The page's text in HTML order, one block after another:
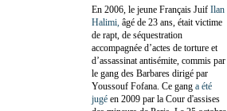
En 2006, le jeune Français Juif Ilan
Halimi, âgé de 23 ans, était victime
de rapt, de séquestration
accompagnée d’actes de torture et
d’assassinat antisémite, commis par
le gang des Barbares dirigé par
Youssouf Fofana. Ce gang a été
jugé en 2009 par la Cour d'assises